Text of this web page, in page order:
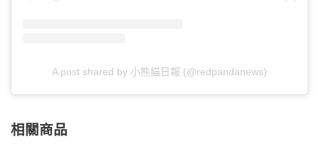
A post shared by 小熊貓日報 (@redpandanews)
相關商品